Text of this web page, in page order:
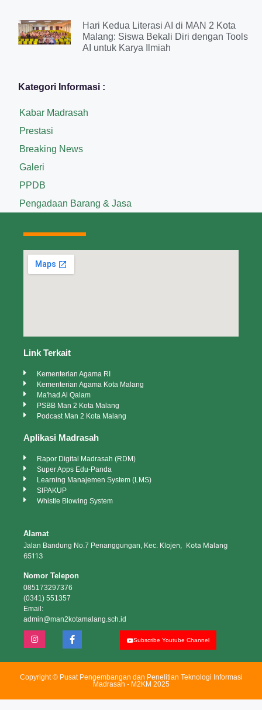
Hari Kedua Literasi AI di MAN 2 Kota
Malang: Siswa Bekali Diri dengan Tools
AI untuk Karya Ilmiah
Kategori Informasi :
Kabar Madrasah
Prestasi
Breaking News
Galeri
PPDB
Pengadaan Barang & Jasa
Link Terkait
Kementerian Agama RI
Kementerian Agama Kota Malang
Ma'had Al Qalam
PSBB Man 2 Kota Malang
Podcast Man 2 Kota Malang
Aplikasi Madrasah
Rapor Digital Madrasah (RDM)
Super Apps Edu-Panda
Learning Manajemen System (LMS)
SIPAKUP
Whistle Blowing System
Alamat
Jalan Bandung No.7 Penanggungan, Kec. Klojen, Kota Malang
65113
Nomor Telepon
085173297376
(0341) 551357
Email:
admin@man2kotamalang.sch.id
Subscribe Youtube Channel
Copyright © Pusat Pengembangan dan Penelitian Teknologi Informasi
Madrasah - M2KM 2025